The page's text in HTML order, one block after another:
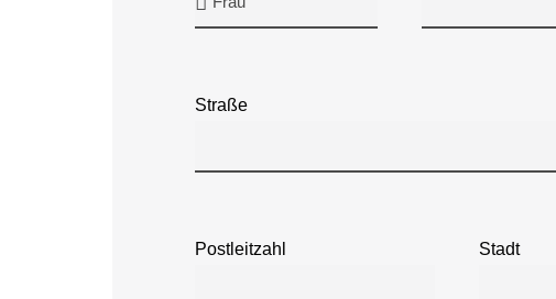
Straße
Postleitzahl Stadt